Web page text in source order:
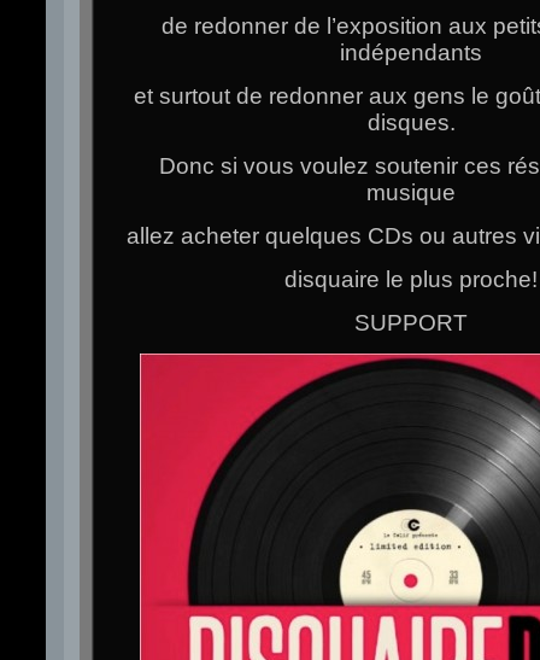
de redonner de l’exposition aux
indépendants
et surtout de redonner aux gens le
disques.
Donc si vous voulez soutenir ces
musique
allez acheter quelques CDs ou autres
disquaire le plus proche!
SUPPORT